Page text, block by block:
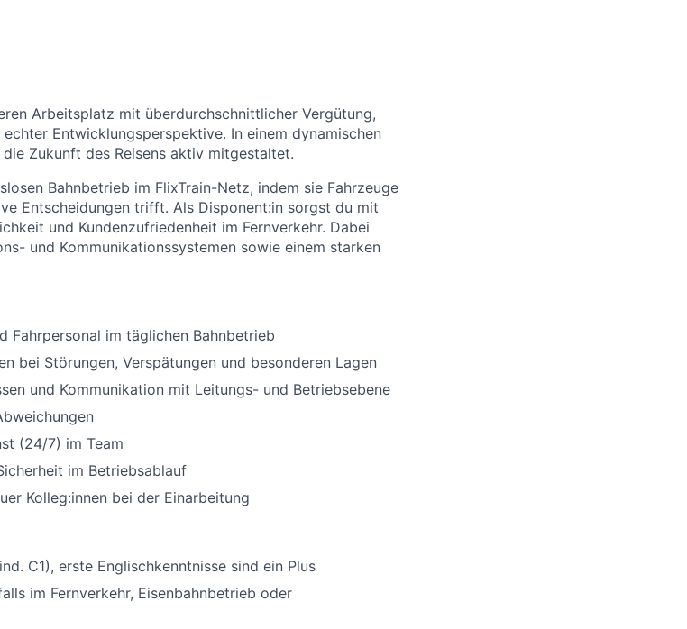
Arbeitsplatz mit überdurchschnittlicher Vergütung,
Entwicklungsperspektive. In einem dynamischen
Zukunft des Reisens aktiv mitgestaltet.
Bahnbetrieb im FlixTrain-Netz, indem sie Fahrzeuge
Entscheidungen trifft. Als Disponent:in sorgst du mit
und Kundenzufriedenheit im Fernverkehr. Dabei
und Kommunikationssystemen sowie einem starken
Fahrpersonal im täglichen Bahnbetrieb
bei Störungen, Verspätungen und besonderen Lagen
und Kommunikation mit Leitungs- und Betriebsebene
(24/7) im Team
im Betriebsablauf
Kolleg:innen bei der Einarbeitung
C1), erste Englischkenntnisse sind ein Plus
im Fernverkehr, Eisenbahnbetrieb oder